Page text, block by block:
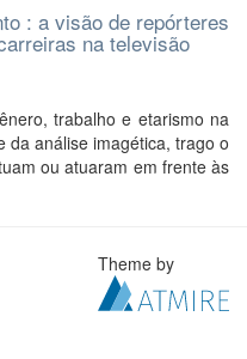
: a visão de repórteres
na televisão
trabalho e etarismo na
da análise imagética, trago o
ou atuaram em frente às
Theme by